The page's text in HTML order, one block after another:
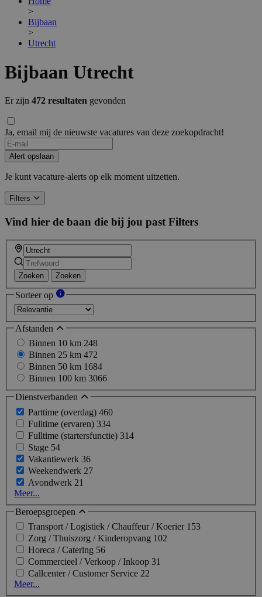
>
Bijbaan
>
Utrecht
Bijbaan Utrecht
Er zijn 472 resultaten gevonden
Ja, email mij de nieuwste vacatures van deze zoekopdracht!
If
you
are
a
ignore
this
field
Alert opslaan
Je kunt vacature-alerts op elk moment uitzetten.
Filters
Vind hier de baan die bij jou past Filters
Zoeken Zoeken
Sorteer op
Afstanden
Binnen 10 km 248
Binnen 25 km 472
Binnen 50 km 1684
Binnen 100 km 3066
Dienstverbanden
Parttime (overdag) 460
Fulltime (ervaren) 334
Fulltime (startersfunctie) 314
Stage 54
Vakantiewerk 36
Weekendwerk 27
Avondwerk 21
Meer...
Beroepsgroepen
Transport / Logistiek / Chauffeur / Koerier 153
Zorg / Thuiszorg / Kinderopvang 102
Horeca / Catering 56
Commercieel / Verkoop / Inkoop 31
Callcenter / Customer Service 22
Meer...